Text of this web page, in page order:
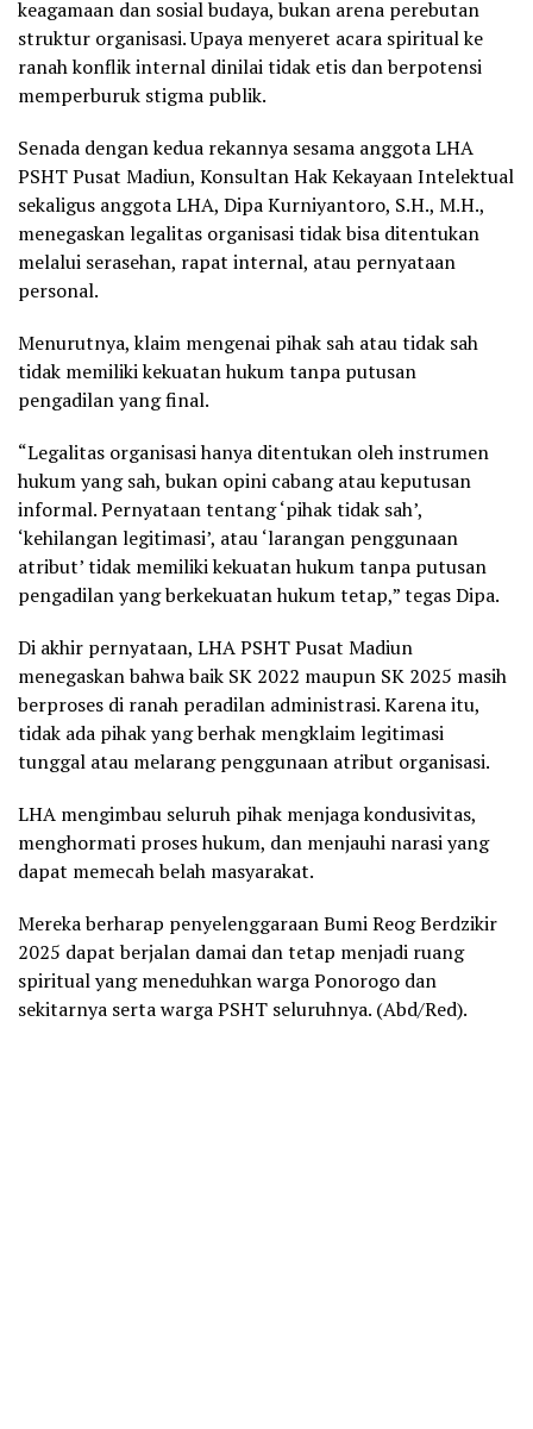
keagamaan dan sosial budaya, bukan arena perebutan
struktur organisasi. Upaya menyeret acara spiritual ke
ranah konflik internal dinilai tidak etis dan berpotensi
memperburuk stigma publik.
Senada dengan kedua rekannya sesama anggota LHA
PSHT Pusat Madiun, Konsultan Hak Kekayaan Intelektual
sekaligus anggota LHA, Dipa Kurniyantoro, S.H., M.H.,
menegaskan legalitas organisasi tidak bisa ditentukan
melalui serasehan, rapat internal, atau pernyataan
personal.
Menurutnya, klaim mengenai pihak sah atau tidak sah
tidak memiliki kekuatan hukum tanpa putusan
pengadilan yang final.
“Legalitas organisasi hanya ditentukan oleh instrumen
hukum yang sah, bukan opini cabang atau keputusan
informal. Pernyataan tentang ‘pihak tidak sah’,
‘kehilangan legitimasi’, atau ‘larangan penggunaan
atribut’ tidak memiliki kekuatan hukum tanpa putusan
pengadilan yang berkekuatan hukum tetap,” tegas Dipa.
Di akhir pernyataan, LHA PSHT Pusat Madiun
menegaskan bahwa baik SK 2022 maupun SK 2025 masih
berproses di ranah peradilan administrasi. Karena itu,
tidak ada pihak yang berhak mengklaim legitimasi
tunggal atau melarang penggunaan atribut organisasi.
LHA mengimbau seluruh pihak menjaga kondusivitas,
menghormati proses hukum, dan menjauhi narasi yang
dapat memecah belah masyarakat.
Mereka berharap penyelenggaraan Bumi Reog Berdzikir
2025 dapat berjalan damai dan tetap menjadi ruang
spiritual yang meneduhkan warga Ponorogo dan
sekitarnya serta warga PSHT seluruhnya. (Abd/Red).